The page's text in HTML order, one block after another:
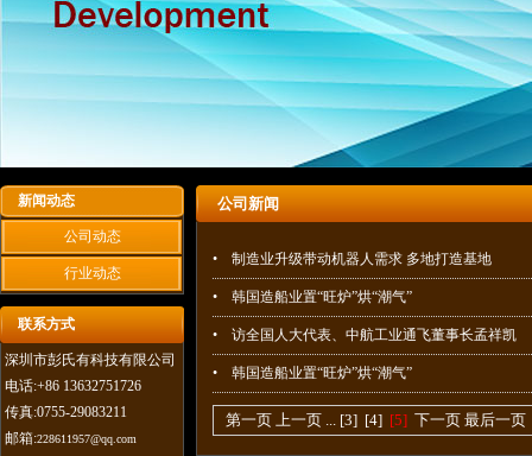
新闻动态
公司动态
行业动态
联系方式
深圳市彭氏有科技有限公司
电话:+86 13632751726
传真:0755-29083211
邮箱:228611957@qq.com
公司新闻
• 制造业升级带动机器人需求 多地打造基地
• 韩国造船业置“旺炉”烘“潮气”
• 访全国人大代表、中航工业通飞董事长孟祥凯
• 韩国造船业置“旺炉”烘“潮气”
第一页 上一页 ... [3] [4] [5] 下一页 最后一页